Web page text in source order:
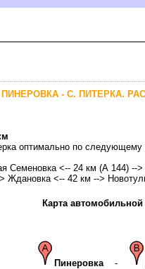
ПИНЕРОВКА - С. ПИТЕРКА.
оптимально по следующему
Семеновка <-- 24 км (А 144) --
Ждановка <-- 42 км -->
Карта автомобильной
Пинеровка-